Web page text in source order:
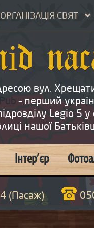
ОРГАНІЗАЦІЯ СВЯТ
вул.
– перший
Legio 5
нашої
Інтер’єр
(Пасаж)